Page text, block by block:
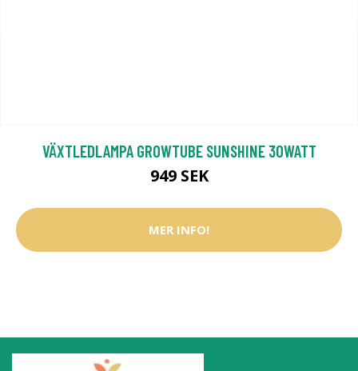
VÄXTLEDLAMPA GROWTUBE SUNSHINE 30WATT
949 SEK
MER INFO!